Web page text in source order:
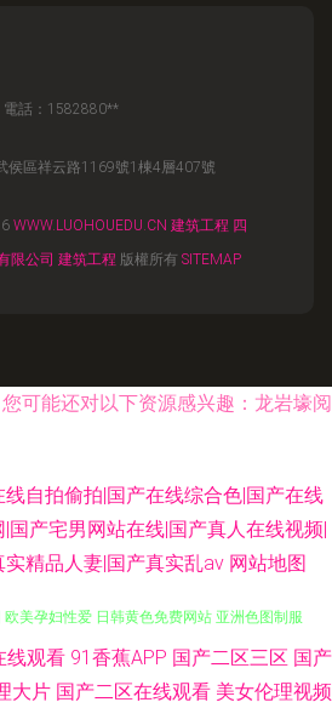
電話：1582880**
侯區祥云路1169號1棟4層407號
WWW.LUOHOUEDU.CN 建筑工程 四
限公司 建筑工程 版權所有 SITEMAP
可能还对以下资源感兴趣：龙岩壕阅
自拍偷拍|国产在线综合色|国产在线
国产宅男网站在线|国产真人在线视频|
精品人妻|国产真实乱av 网站地图
网 激情五月瑟瑟 男人TV天堂 91无码精品蜜
线观看 91香蕉APP 国产二区三区 国产
大片 国产二区在线观看 美女伦理视频